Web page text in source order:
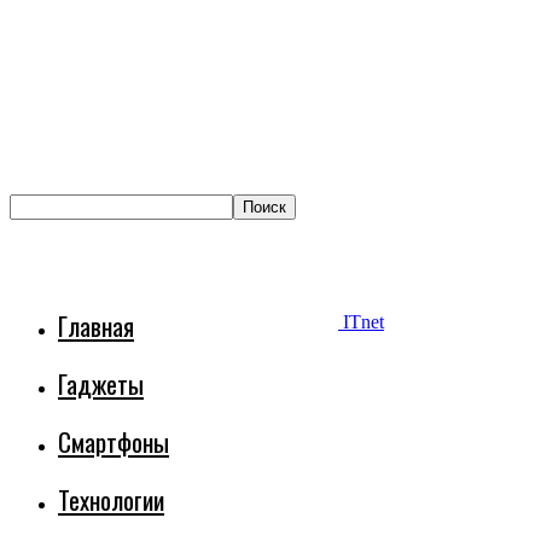
ITnet
Главная
Гаджеты
Смартфоны
Технологии